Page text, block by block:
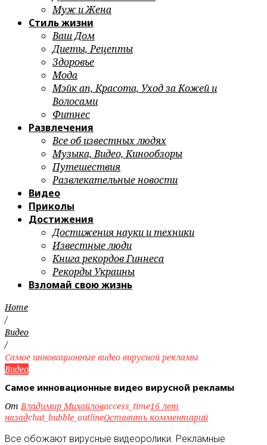
Муж и Жена
Стиль жизни
Ваш Дом
Диеты, Рецепты
Здоровье
Мода
Мэйк ап, Красота, Уход за Кожей и
Волосами
Фитнес
Развлечения
Все об известных людях
Музыка, Видео, Кинообзоры
Путешествия
Развлекательные новости
Видео
Приколы
Достижения
Достижения науки и техники
Известные люди
Книга рекордов Гиннеса
Рекорды Украины
Взломай свою жизнь
Home
/
Видео
/
Самое инновационные видео вирусной рекламы
Видео
Самое инновационные видео вирусной рекламы
ОтВладимир Михайловaccess_time16 лет
назадchat_bubble_outlineОставить комментарий
Все обожают вирусные видеоролики. Рекламные